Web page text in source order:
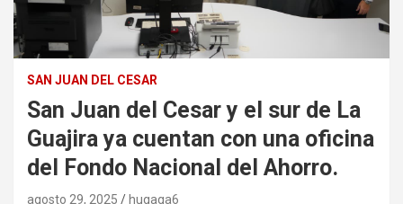
SAN JUAN DEL CESAR
San Juan del Cesar y el sur de La
Guajira ya cuentan con una oficina
del Fondo Nacional del Ahorro.
agosto 29, 2025 hugaga6